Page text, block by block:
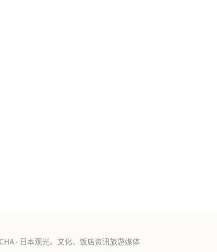
- 日本观光、文化、饭店资讯旅游媒体